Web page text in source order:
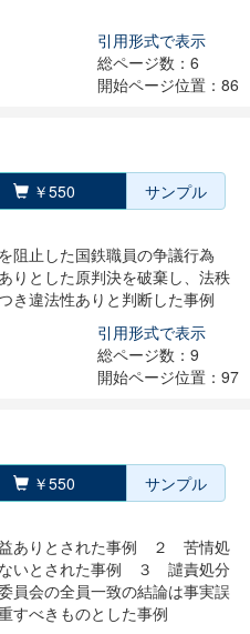
引用形式で表示
総ページ数：6
開始ページ位置：86
￥550 サンプル
阻止した国鉄職員の争議行為
りとした原判決を破棄し、法秩
き違法性ありと判断した事例
引用形式で表示
総ページ数：9
開始ページ位置：97
￥550 サンプル
ありとされた事例 ２ 苦情処
ないとされた事例 ３ 譴責処分
員会の全員一致の結論は事実誤
すべきものとした事例